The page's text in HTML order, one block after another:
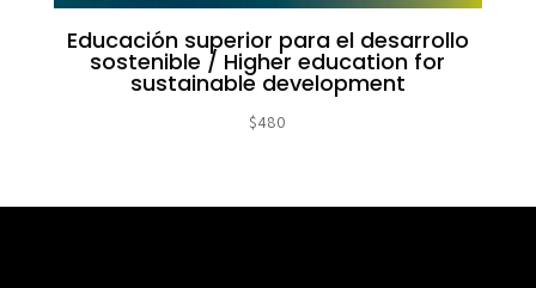
Educación superior para el desarrollo
sostenible / Higher education for
sustainable development
$480